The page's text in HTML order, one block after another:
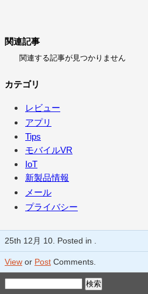
関連記事
関連する記事が見つかりません
カテゴリ
レビュー
アプリ
Tips
モバイルVR
IoT
新製品情報
メール
プライバシー
25th 12月 10. Posted in .
View or Post Comments.